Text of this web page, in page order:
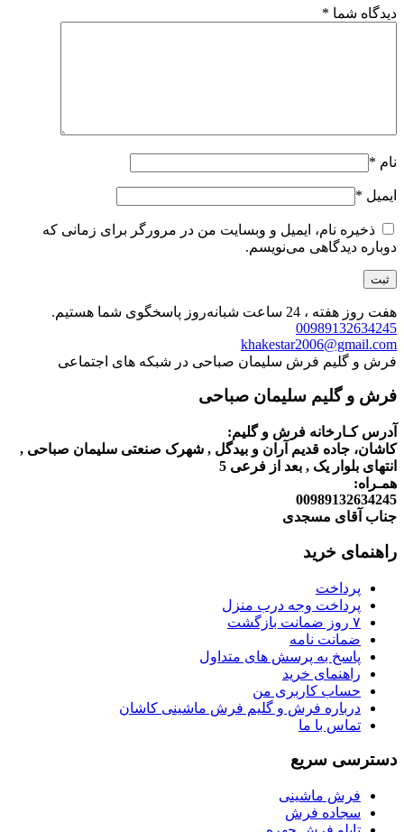
دیدگاه شما *
نام *
ایمیل *
ذخیره نام، ایمیل و وبسایت من در مرورگر برای زمانی که
دوباره دیدگاهی می‌نویسم.
هفت روز هفته ، 24 ساعت شبانه‌روز پاسخگوی شما هستیم.
00989132634245
khakestar2006@gmail.com
فرش و گلیم فرش سلیمان صباحی در شبکه های اجتماعی
فرش و گلیم سلیمان صباحی
آدرس کـارخانه فرش و گلیم:
کاشان، جاده قدیم آران و بیدگل , شهرک صنعتی سلیمان صباحی ,
انتهای بلوار یک , بعد از فرعی 5
همـراه:
00989132634245
جناب آقای مسجدی
راهنمای خرید
پرداخت
پرداخت وجه درب منزل
۷ روز ضمانت بازگشت
ضمانت نامه
پاسخ به پرسش های متداول
راهنمای خرید
حساب کاربری من
درباره فرش و گلیم فرش ماشینی کاشان
تماس با ما
دسترسی سریع
فرش ماشینی
سجاده فرش